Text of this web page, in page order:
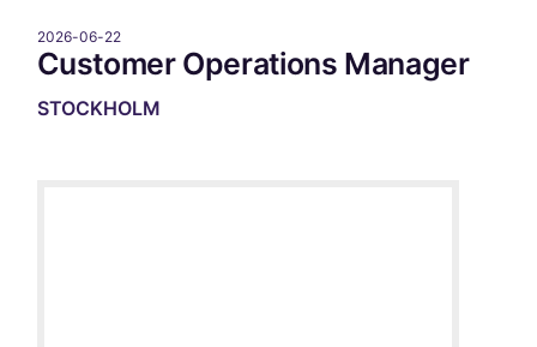
2026-06-22
Customer Operations Manager
STOCKHOLM